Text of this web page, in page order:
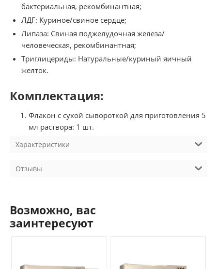
бактериальная, рекомбинантная;
ЛДГ: Куриное/свиное сердце;
Липаза: Свиная поджелудочная железа/
человеческая, рекомбинантная;
Триглицериды: Натуральные/куриный яичный
желток.
Комплектация:
Флакон с сухой сывороткой для приготовления 5
мл раствора: 1 шт.
Характеристики
Отзывы
Возможно, вас
заинтересуют